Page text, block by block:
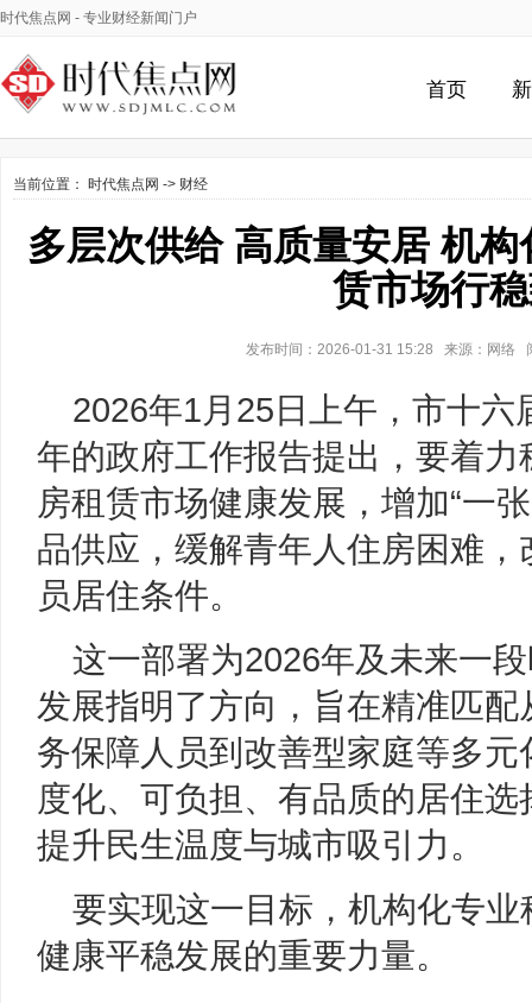
时代焦点网 - 专业财经新闻门户
首页
当前位置： 时代焦点网 -> 财经
多层次供给 高质量安居 机
赁市场行
发布时间：2026-01-31 15:28 来源：网络
2026年1月25日上午，市十
年的政府工作报告提出，要着
房租赁市场健康发展，增加“一
品供应，缓解青年人住房困难
员居住条件。
这一部署为2026年及未来一
发展指明了方向，旨在精准匹
务保障人员到改善型家庭等多
度化、可负担、有品质的居住
提升民生温度与城市吸引力。
要实现这一目标，机构化专
健康平稳发展的重要力量。